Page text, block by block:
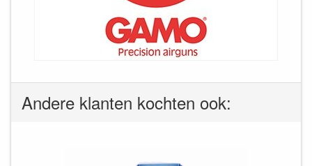
Andere klanten kochten ook: